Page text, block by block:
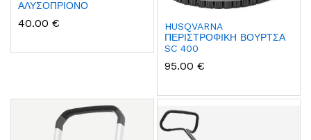
ΑΛΥΣΟΠΡΙΟΝΟ
40.00 €
HUSQVARNA
ΠΕΡΙΣΤΡΟΦΙΚΗ ΒΟΥΡΤΣΑ
SC 400
95.00 €